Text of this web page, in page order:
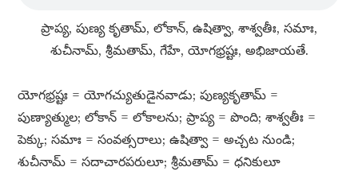
ప్రాప్య, పుణ్య కృతామ్​, లోకాన్​, ఉషిత్వా, శాశ్వతీః, సమాః,
శుచీనామ్​, శ్రీమతామ్​, గేహే, యోగభ్రష్టః, అభిజాయతే.
యోగభ్రష్టః = యోగచ్యుతుడైనవాడు; పుణ్యకృతామ్​ =
పుణ్యాత్ముల; లోకాన్​ = లోకాలను; ప్రాప్య = పొంది; శాశ్వతీః =
పెక్కు; సమాః = సంవత్సరాలు; ఉషిత్వా = అచ్చట నుండి;
శుచీనామ్​ = సదాచారపరులూ; శ్రీమతామ్​ = ధనికులూ